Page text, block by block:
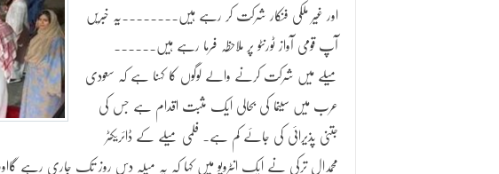
اور غیر ملکی فنکار شرکت کر رہے ہیں۔۔۔۔۔۔۔۔یہ خبریں
آپ قومی آواز ٹورنٹو پر ملاحظہ فرما رہے ہیں۔۔۔۔۔۔
میلے میں شرکت کرنے والے لوگوں کا کہنا ہے کہ سعودی
عرب میں سینما کی بحالی ایک مثبت اقدام ہے جس کی
جتنی پذیرائی کی جائے کم ہے۔ فلمی میلے کے ڈائریکٹر
محمدال ترکی نے ایک انٹرویو میں کہا کہ یہ میلہ دس روز تک جاری رہے گااور